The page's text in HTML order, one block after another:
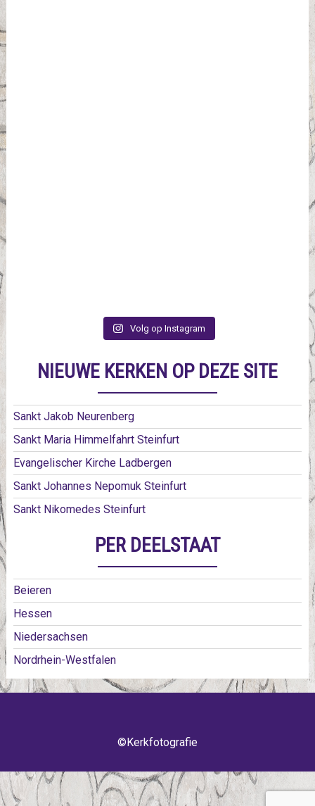
Volg op Instagram
NIEUWE KERKEN OP DEZE SITE
Sankt Jakob Neurenberg
Sankt Maria Himmelfahrt Steinfurt
Evangelischer Kirche Ladbergen
Sankt Johannes Nepomuk Steinfurt
Sankt Nikomedes Steinfurt
PER DEELSTAAT
Beieren
Hessen
Niedersachsen
Nordrhein-Westfalen
©Kerkfotografie